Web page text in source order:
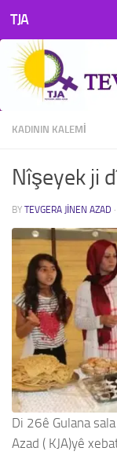
Skip to content
TJA
KADININ KALEMI
Nîşeyek ji
BY TEVGERA JINEN AZAD ·
Di 26ê Gulana
Azad ( KJA)yê